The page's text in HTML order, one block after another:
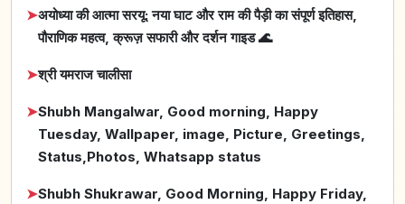
➤अयोध्या की आत्मा सरयू: नया घाट और राम की पैड़ी का संपूर्ण इतिहास,
पौराणिक महत्व, क्रूज़ सफारी और दर्शन गाइड 🌊
➤श्री यमराज चालीसा
➤Shubh Mangalwar, Good morning, Happy
Tuesday, Wallpaper, image, Picture, Greetings,
Status,Photos, Whatsapp status
➤Shubh Shukrawar, Good Morning, Happy Friday,